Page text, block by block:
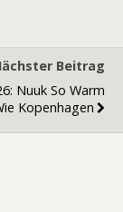
Beitrag
Nuuk So Warm
Kopenhagen